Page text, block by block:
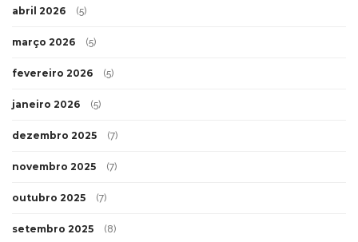
abril 2026 (5)
março 2026 (5)
fevereiro 2026 (5)
janeiro 2026 (5)
dezembro 2025 (7)
novembro 2025 (7)
outubro 2025 (7)
setembro 2025 (8)